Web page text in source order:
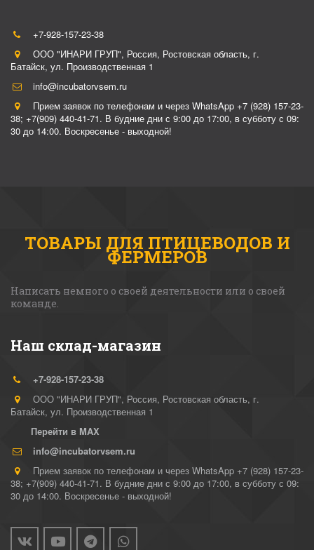
+7-928-157-23-38
ООО "ИНАРИ ГРУП", Россия, Ростовская область, г.
Батайск, ул. Производственная 1
info@incubatorvsem.ru
Прием заявок по телефонам и через WhatsApp +7 (928) 157-23-
38; +7(909) 440-41-71. В будние дни с 9:00 до 17:00, в субботу с 09:
30 до 14:00. Воскресенье - выходной!
ТОВАРЫ ДЛЯ ПТИЦЕВОДОВ И
ФЕРМЕРОВ
Написать немного о своей деятельности или о своей
команде.
Наш склад-магазин
+7-928-157-23-38
ООО "ИНАРИ ГРУП", Россия, Ростовская область, г.
Батайск, ул. Производственная 1
Перейти в MAX
info@incubatorvsem.ru
Прием заявок по телефонам и через WhatsApp +7 (928) 157-23-
38; +7(909) 440-41-71. В будние дни с 9:00 до 17:00, в субботу с 09:
30 до 14:00. Воскресенье - выходной!